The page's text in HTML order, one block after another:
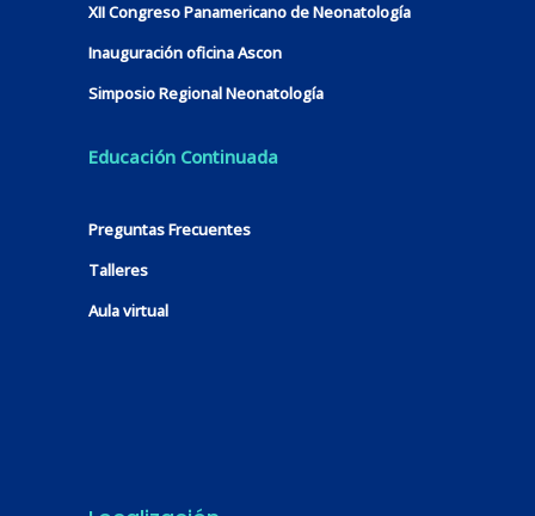
XII Congreso Panamericano de Neonatología
Inauguración oficina Ascon
Simposio Regional Neonatología
Educación Continuada
Preguntas Frecuentes
Talleres
Aula virtual